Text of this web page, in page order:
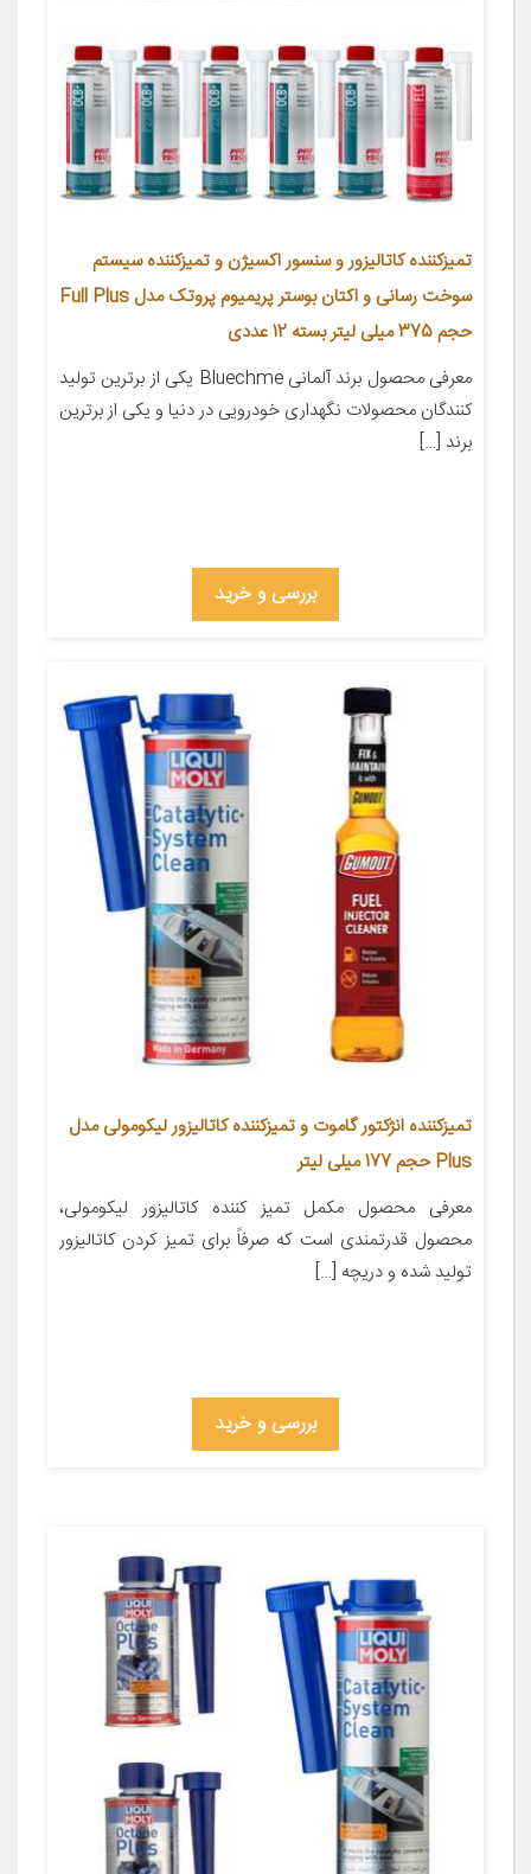
تمیزکننده کاتالیزور و سنسور اکسیژن و تمیزکننده سیستم
سوخت رسانی و اکتان بوستر پریمیوم پروتک مدل Full Plus
حجم 375 میلی لیتر بسته 12 عددی
معرفی محصول برند آلمانی Bluechme یکی از برترین تولید
کنندگان محصولات نگهداری خودرویی در دنیا و یکی از برترین
برند […]
بررسی و خرید
تمیزکننده انژکتور گاموت و تمیزکننده کاتالیزور لیکومولی مدل
Plus حجم 177 میلی لیتر
معرفی محصول مکمل تمیز کننده کاتالیزور لیکومولی،
محصول قدرتمندی است که صرفاً برای تمیز کردن کاتالیزور
تولید شده و دریچه […]
بررسی و خرید